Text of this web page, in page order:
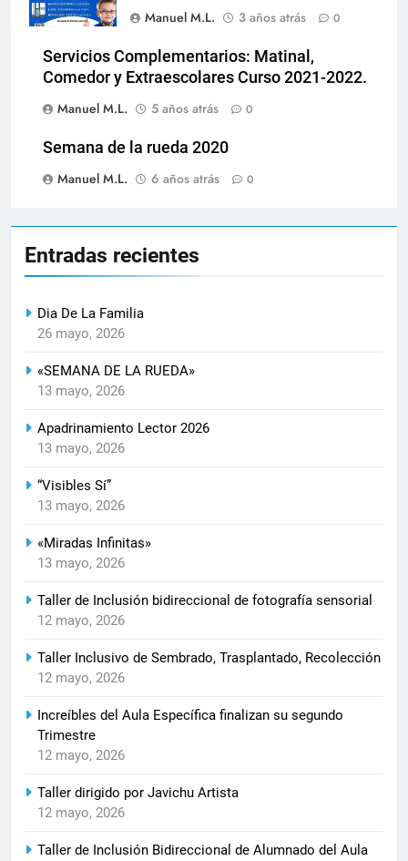
Manuel M.L.
3 años atrás 0
Servicios Complementarios: Matinal,
Comedor y Extraescolares Curso 2021-2022.
Manuel M.L.
5 años atrás 0
Semana de la rueda 2020
Manuel M.L.
6 años atrás 0
Entradas recientes
Dia De La Familia
26 mayo, 2026
«SEMANA DE LA RUEDA»
13 mayo, 2026
Apadrinamiento Lector 2026
13 mayo, 2026
“Visibles Sí”
13 mayo, 2026
«Miradas Infinitas»
13 mayo, 2026
Taller de Inclusión bidireccional de fotografía sensorial
12 mayo, 2026
Taller Inclusivo de Sembrado, Trasplantado, Recolección
12 mayo, 2026
Increíbles del Aula Específica finalizan su segundo
Trimestre
12 mayo, 2026
Taller dirigido por Javichu Artista
12 mayo, 2026
Taller de Inclusión Bidireccional de Alumnado del Aula